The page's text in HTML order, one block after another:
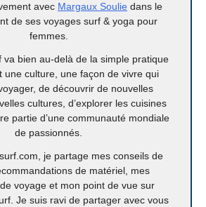
avec Margaux Soulie dans le
de ses voyages surf & yoga pour
femmes.
va bien au-delà de la simple pratique
une culture, une façon de vivre qui
de découvrir de nouvelles
cultures, d’explorer les cuisines
partie d’une communauté mondiale
de passionnés.
je partage mes conseils de
de matériel, mes
voyage et mon point de vue sur
Je suis ravi de partager avec vous